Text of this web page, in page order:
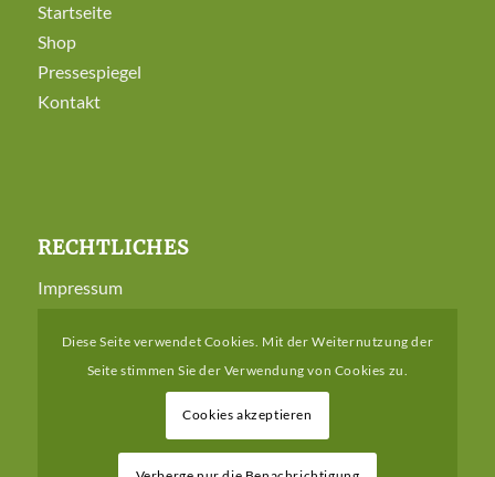
Startseite
Shop
Pressespiegel
Kontakt
RECHTLICHES
Impressum
AGB
Versandarten
Widerrufsbelehrung
Diese Seite verwendet Cookies. Mit der Weiternutzung der
Seite stimmen Sie der Verwendung von Cookies zu.
Cookies akzeptieren